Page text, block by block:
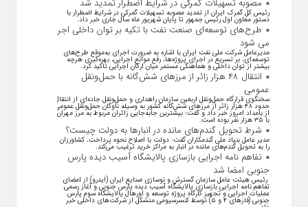
مصوبه تسهیلات گمرکی در شرایط اضطرار تمدید شد
رئیس کل گمرک ایران از تمدید مصوبه تسهیلات گمرکی در شرایط اضطرار با
دستور معاون اول رئیس جمهور تا پایان شهریور ماه سال جاری خبر داد.
طرح‌های توسعه‌ای صنعت نفت با تکیه بر توان داخلی اجرا
می شود
مدیرعامل شرکت ملی نفت ایران با اشاره به ضرورت اجرای به‌موقع طرح‌های
توسعه‌ای، بر تسریع در اجرای پروژه‌ها، رفع موانع اجرایی، بهره‌گیری هرچه
بیشتر از توان داخلی و هماهنگی مستمر میان ارکان اجرایی تاکید کرد.
انتقال ۴۸ هزار زائر از مرزهای شش‌گانه با حمل‌ونقل
عمومی
سخنگوی قرارگاه حمل‌ونقل اربعین سازمان راهداری و حمل‌ونقل جاده‌ای از انتقال
حدود ۴۸ هزار زائر از مرز‌های شش‌گانه کشور به وسیله ناوگان حمل‌ونقل عمومی
از بامداد امروز خبر داد و گفت: بیشترین جابه‌جایی زائران مربوط به مرز مهران
با ۳۵ هزار نفر بوده است.
شرط تحویل گندم‌های مانده در انبار‌ها به دولت چیست؟
مدیر عامل بنیاد ملی گندمکاران گفت: دولت با اصلاح نحوه پرداخت، کشاورزان
را به تحویل گندم‌های مانده در انبار به مراکز خرید ترغیب می‌کند.
تفاهم نامه اجرایی بازسازی پالایشگاه آسیب دیده پارس
جنوبی امضا شد
رئیس هیئت عامل سازمان گسترش و نوسازی صنایع ایران (ایدرو) از امضای
تفاهم نامه اجرایی بازسازی پالایشگاه آسیب دیده پارس جنوبی و آغاز رسمی
عملیات اجرایی و تجهیز کارگاه پروژه توسعه و اورهال پالایشگاه سوم پارس
جنوبی (فاز‌های ۴ و ۵) توسط کنسرسیومی متشکل از شرکت‌های داخلی خبر